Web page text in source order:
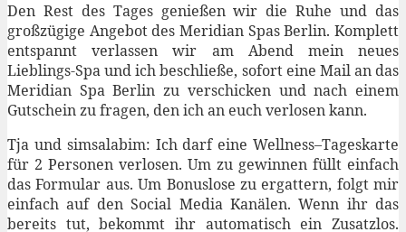
Den Rest des Tages genießen wir die Ruhe und das
großzügige Angebot des Meridian Spas Berlin. Komplett
entspannt verlassen wir am Abend mein neues
Lieblings-Spa und ich beschließe, sofort eine Mail an das
Meridian Spa Berlin zu verschicken und nach einem
Gutschein zu fragen, den ich an euch verlosen kann.
Tja und simsalabim: Ich darf eine Wellness–Tageskarte
für 2 Personen verlosen. Um zu gewinnen füllt einfach
das Formular aus. Um Bonuslose zu ergattern, folgt mir
einfach auf den Social Media Kanälen. Wenn ihr das
bereits tut, bekommt ihr automatisch ein Zusatzlos.